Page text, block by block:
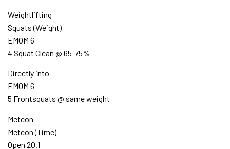
Weightlifting
Squats (Weight)
EMOM 6
4 Squat Clean @ 65-75%
Directly into
EMOM 6
5 Frontsquats @ same weight
Metcon
Metcon (Time)
Open 20.1